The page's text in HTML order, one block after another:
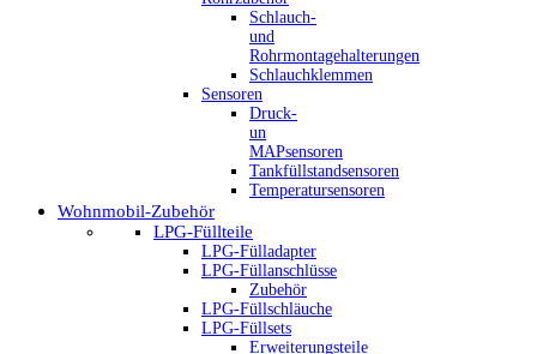
Schlauch-
und
Rohrmontagehalterungen
Schlauchklemmen
Sensoren
Druck-
un
MAPsensoren
Tankfüllstandsensoren
Temperatursensoren
Wohnmobil-Zubehör
LPG-Füllteile
LPG-Fülladapter
LPG-Füllanschlüsse
Zubehör
LPG-Füllschläuche
LPG-Füllsets
Erweiterungsteile